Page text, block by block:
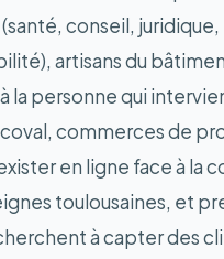
conseil, juridique,
artisans du
la personne qui
commerces de
en ligne face à la
toulousaines, et
à capter des